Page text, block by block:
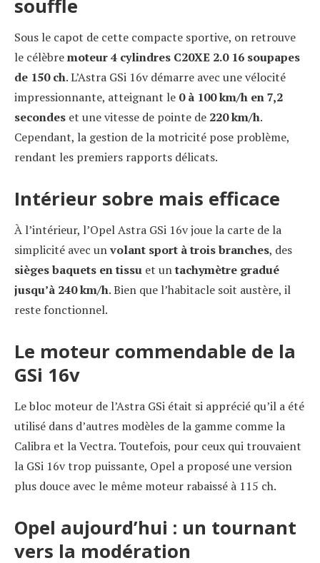
souffle
Sous le capot de cette compacte sportive, on retrouve
le célèbremoteur 4 cylindres C20XE 2.0 16 soupapes
de 150 ch. L’Astra GSi 16v démarre avec une vélocité
impressionnante, atteignant le 0 à 100 km/h en 7,2
secondes et une vitesse de pointe de 220 km/h.
Cependant, la gestion de la motricité pose problème,
rendant les premiers rapports délicats.
Intérieur sobre mais efficace
À l’intérieur, l’Opel Astra GSi 16v joue la carte de la
simplicité avec unvolant sport à trois branches, des
sièges baquets en tissu et untachymètre gradué
jusqu’à 240 km/h. Bien que l’habitacle soit austère, il
reste fonctionnel.
Le moteur commendable de la
GSi 16v
Le bloc moteur de l’Astra GSi était si apprécié qu’il a été
utilisé dans d’autres modèles de la gamme comme la
Calibra et la Vectra. Toutefois, pour ceux qui trouvaient
la GSi 16v trop puissante, Opel a proposé une version
plus douce avec le même moteur rabaissé à 115 ch.
Opel aujourd’hui : un tournant
vers la modération